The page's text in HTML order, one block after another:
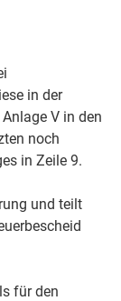
in der
V in den
noch
in Zeile 9.
und teilt
für den